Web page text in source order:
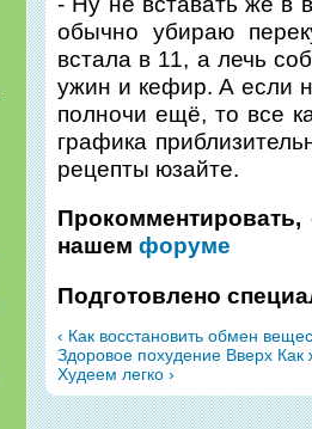
обычно убираю
встала в 11, а лечь
ужин и кефир. А если
полночи ещё, то все
графика
рецепты юзайте.
нашемфоруме
Подготовлено
‹ Как восстановить обмен
Здоровое похудение Вверх Как
Худеем легко ›